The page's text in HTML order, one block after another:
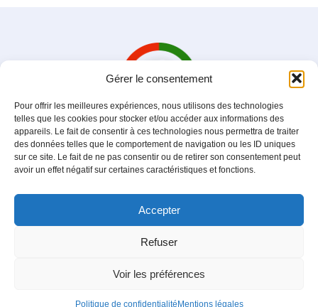
Gérer le consentement
Pour offrir les meilleures expériences, nous utilisons des technologies
telles que les cookies pour stocker et/ou accéder aux informations des
appareils. Le fait de consentir à ces technologies nous permettra de traiter
des données telles que le comportement de navigation ou les ID uniques
sur ce site. Le fait de ne pas consentir ou de retirer son consentement peut
avoir un effet négatif sur certaines caractéristiques et fonctions.
Accepter
Refuser
Voir les préférences
Politique de confidentialité Mentions légales
Cercle Emir Abdelkader
Association loi 1901
Politique de condidentialité
© 2026 Cercle Emir Abdelkader.